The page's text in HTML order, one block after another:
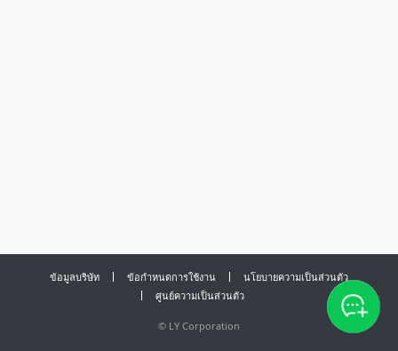
ข้อมูลบริษัท ข้อกำหนดการใช้งาน
นโยบายความเป็นส่วนตัว
ศูนย์ความเป็นส่วนตัว
© LY Corporation